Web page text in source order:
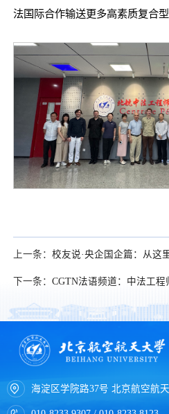
法国际合作输送更多高素质复合型
上一条： 校友说·央企国企篇：从这
下一条：
海淀区学院路37号 北京航空航